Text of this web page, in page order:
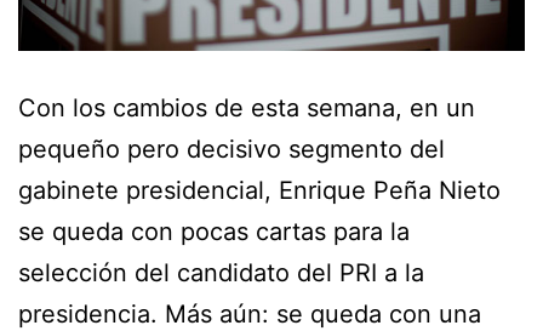
Con los cambios de esta semana, en un
pequeño pero decisivo segmento del
gabinete presidencial, Enrique Peña Nieto
se queda con pocas cartas para la
selección del candidato del PRI a la
presidencia. Más aún: se queda con una